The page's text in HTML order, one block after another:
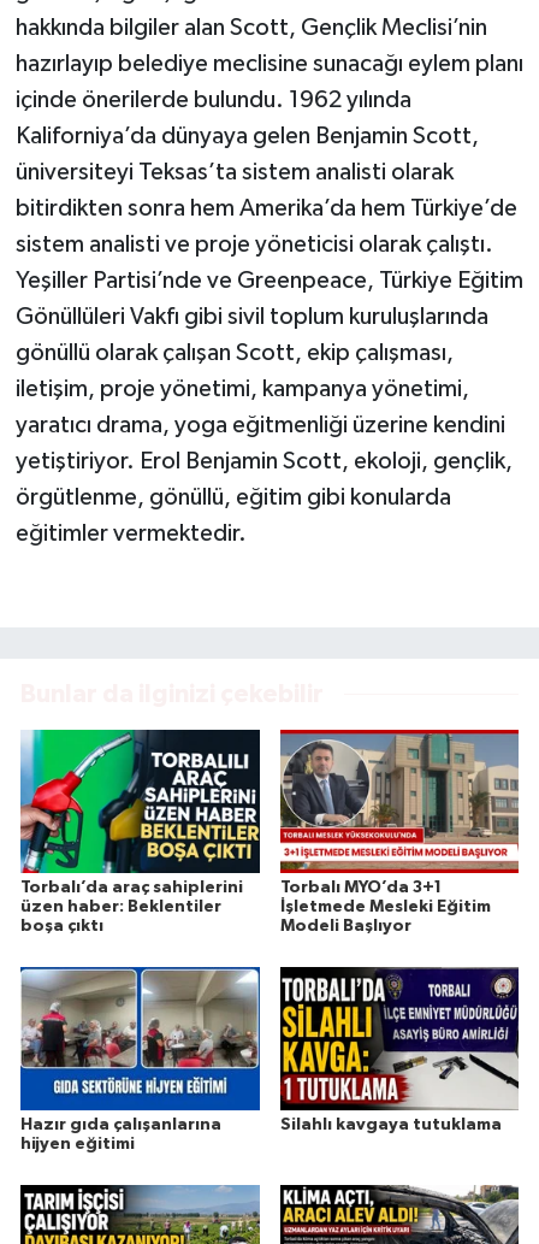
hakkında bilgiler alan Scott, Gençlik Meclisi’nin
hazırlayıp belediye meclisine sunacağı eylem planı
içinde önerilerde bulundu. 1962 yılında
Kaliforniya’da dünyaya gelen Benjamin Scott,
üniversiteyi Teksas’ta sistem analisti olarak
bitirdikten sonra hem Amerika’da hem Türkiye’de
sistem analisti ve proje yöneticisi olarak çalıştı.
Yeşiller Partisi’nde ve Greenpeace, Türkiye Eğitim
Gönüllüleri Vakfı gibi sivil toplum kuruluşlarında
gönüllü olarak çalışan Scott, ekip çalışması,
iletişim, proje yönetimi, kampanya yönetimi,
yaratıcı drama, yoga eğitmenliği üzerine kendini
yetiştiriyor. Erol Benjamin Scott, ekoloji, gençlik,
örgütlenme, gönüllü, eğitim gibi konularda
eğitimler vermektedir.
Torbalı’da araç sahiplerini
üzen haber: Beklentiler
boşa çıktı
Torbalı MYO’da 3+1
İşletmede Mesleki Eğitim
Modeli Başlıyor
Hazır gıda çalışanlarına
hijyen eğitimi
Silahlı kavgaya tutuklama